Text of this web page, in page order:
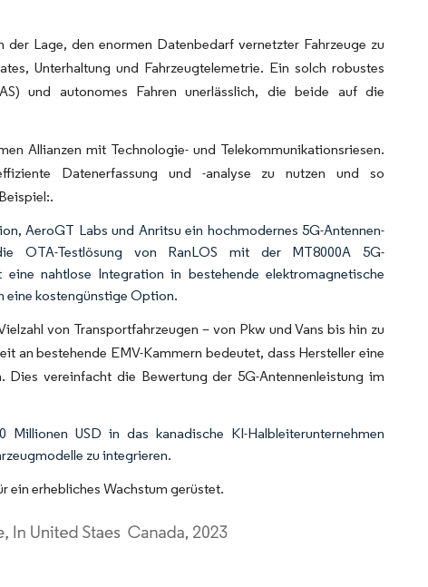
Lage, den enormen Datenbedarf vernetzter Fahrzeuge zu
Unterhaltung und Fahrzeugtelemetrie. Ein solch robustes
und autonomes Fahren unerlässlich, die beide auf die
Allianzen mit Technologie- und Telekommunikationsriesen.
Datenerfassung und -analyse zu nutzen und so
AeroGT Labs und Anritsu ein hochmodernes 5G-Antennen-
OTA-Testlösung von RanLOS mit der MT8000A 5G-
nahtlose Integration in bestehende elektromagnetische
eine kostengünstige Option.
von Transportfahrzeugen – von Pkw und Vans bis hin zu
an bestehende EMV-Kammern bedeutet, dass Hersteller eine
Dies vereinfacht die Bewertung der 5G-Antennenleistung im
USD in das kanadische KI-Halbleiterunternehmen
zu integrieren.
ein erhebliches Wachstum gerüstet.